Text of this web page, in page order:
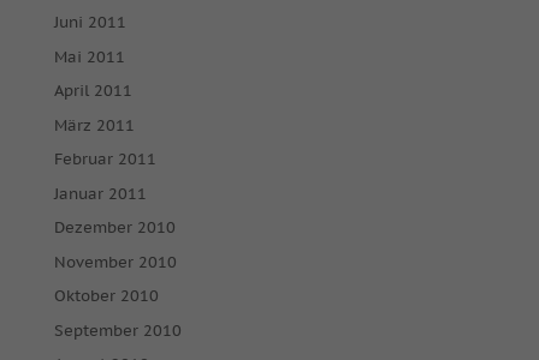
Juni 2011
Mai 2011
April 2011
März 2011
Februar 2011
Januar 2011
Dezember 2010
November 2010
Oktober 2010
September 2010